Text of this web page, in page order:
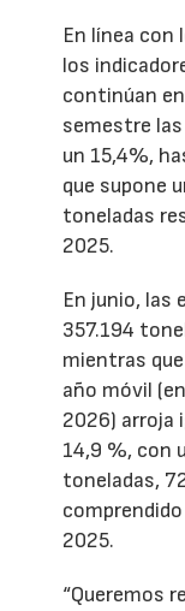
En línea con
los
continúan
semestre
un 15,4%,
que supone
toneladas
2025.
En junio, las
357.194
mientras
año móvil
2026) arroja
14,9 %, con
toneladas,
2025.
“Queremos